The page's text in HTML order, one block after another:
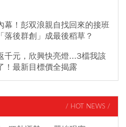
幕！彭双浪親自找回來的接班
落後群創」成最後稻草？
千元，欣興快亮燈...3檔我該
！最新目標價全揭露
/ HOT NEWS /